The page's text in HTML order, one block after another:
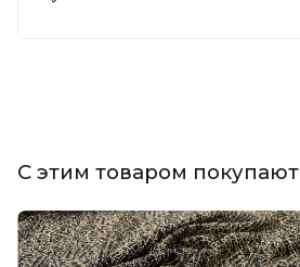
С этим товаром покупают